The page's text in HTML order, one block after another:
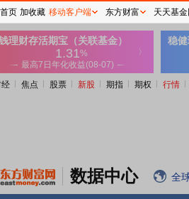
经 焦点 股票 新股 期指 期权 行情
数据中心 全
页 加收藏 移动客户端 东方财富 天天基金